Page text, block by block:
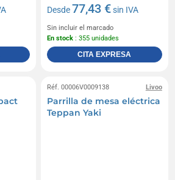
Desde77,43 €sin IVA
Sin incluir el marcado
En stock : 355 unidades
CITA EXPRESA
Livoo
Réf. 00006V0009138
Parrilla de mesa eléctrica
Teppan Yaki